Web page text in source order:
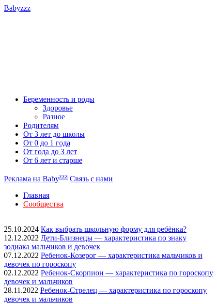
Babyzzz
Беременность и роды
Здоровье
Разное
Родителям
От 3 лет до школы
От 0 до 1 года
От года до 3 лет
От 6 лет и старше
Реклама на Babyzzz Связь с нами
Главная
Сообщества
25.10.2024 Как выбрать школьную форму для ребёнка?
12.12.2022 Дети-Близнецы — характеристика по знаку
зодиака мальчиков и девочек
07.12.2022 Ребенок-Козерог — характеристика мальчиков и
девочек по гороскопу
02.12.2022 Ребенок-Скорпион — характеристика по гороскопу
девочек и мальчиков
28.11.2022 Ребенок-Стрелец — характеристика по гороскопу
девочек и мальчиков